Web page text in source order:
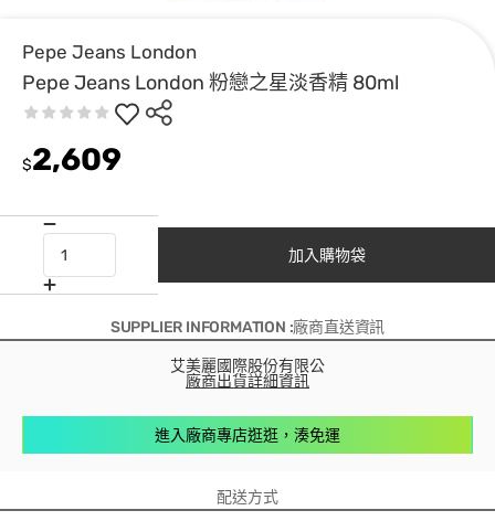
Pepe Jeans London
Pepe Jeans London 粉戀之星淡香精 80ml
$2,609
加入購物袋
SUPPLIER INFORMATION :廠商直送資訊
艾美麗國際股份有限公
廠商出貨詳細資訊
進入廠商專店逛逛，湊免運
配送方式